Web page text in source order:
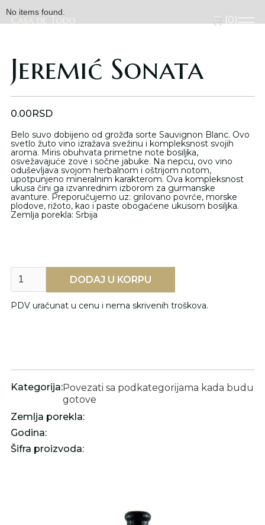
Casa de Todo (0)
Casa de Todo
No items found.
Jeremić Sonata
0.00RSD
Belo suvo dobijeno od grožđa sorte Sauvignon Blanc. Ovo
svetlo žuto vino izražava svežinu i kompleksnost svojih
aroma. Miris obuhvata primetne note bosiljka,
osvežavajuće zove i sočne jabuke. Na nepcu, ovo vino
oduševljava svojom herbalnom i oštrijom notom,
upotpunjeno mineralnim karakterom. Ova kompleksnost
ukusa čini ga izvanrednim izborom za gurmanske
avanture. Preporučujemo uz: grilovano povrće, morske
plodove, rižoto, kao i paste obogaćene ukusom bosiljka.
Zemlja porekla: Srbija
PDV uračunat u cenu i nema skrivenih troškova.
Kategorija:Povezati sa podkategorijama kada budu
gotove
Zemlja porekla:
Godina:
Šifra proizvoda: